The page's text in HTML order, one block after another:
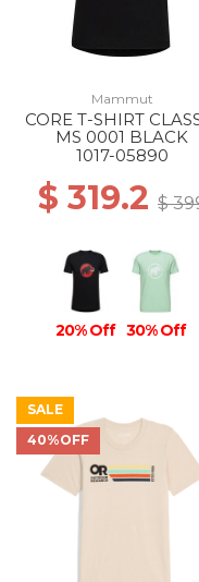
Mammut
CORE T-SHIRT
MS 0001 BLACK
1017-05890
$ 319.2 $
20% Off 30% Off
SALE
40%OFF